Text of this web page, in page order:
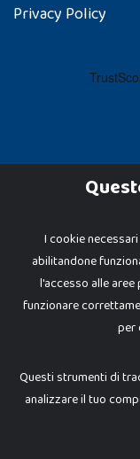
Privacy Policy
Dadi e Mattoncini è un
espressamente
brand elencati nel
I prezzi e le promozioni
negozio.
Giocabene Srl - via della
P.IVA 02608090425 - REA
I cookie
abilitandone
l'accesso alle
funzionare
per
Questi strumenti di
analizzare il tuo